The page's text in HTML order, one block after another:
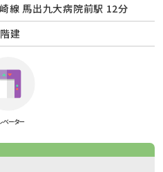
線 馬出九大病院前駅 12分
建
ベーター